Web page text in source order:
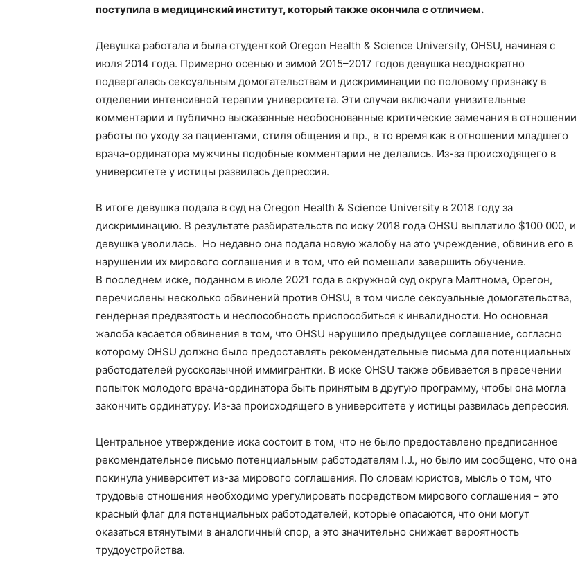
поступила в медицинский институт, который также окончила с отличием.
Девушка работала и была студенткой Oregon Health & Science University, OHSU, начиная с
июля 2014 года. Примерно осенью и зимой 2015–2017 годов девушка неоднократно
подвергалась сексуальным домогательствам и дискриминации по половому признаку в
отделении интенсивной терапии университета. Эти случаи включали унизительные
комментарии и публично высказанные необоснованные критические замечания в отношении
работы по уходу за пациентами, стиля общения и пр., в то время как в отношении младшего
врача-ординатора мужчины подобные комментарии не делались. Из-за происходящего в
университете у истицы развилась депрессия.
В итоге девушка подала в суд на Oregon Health & Science University в 2018 году за
дискриминацию. В результате разбирательств по иску 2018 года OHSU выплатило $100 000, и
девушка уволилась. Но недавно она подала новую жалобу на это учреждение, обвинив его в
нарушении их мирового соглашения и в том, что ей помешали завершить обучение.
В последнем иске, поданном в июле 2021 года в окружной суд округа Малтнома, Орегон,
перечислены несколько обвинений против OHSU, в том числе сексуальные домогательства,
гендерная предвзятость и неспособность приспособиться к инвалидности. Но основная
жалоба касается обвинения в том, что OHSU нарушило предыдущее соглашение, согласно
которому OHSU должно было предоставлять рекомендательные письма для потенциальных
работодателей русскоязычной иммигрантки. В иске OHSU также обвивается в пресечении
попыток молодого врача-ординатора быть принятым в другую программу, чтобы она могла
закончить ординатуру. Из-за происходящего в университете у истицы развилась депрессия.
Центральное утверждение иска состоит в том, что не было предоставлено предписанное
рекомендательное письмо потенциальным работодателям I.J., но было им сообщено, что она
покинула университет из-за мирового соглашения. По словам юристов, мысль о том, что
трудовые отношения необходимо урегулировать посредством мирового соглашения – это
красный флаг для потенциальных работодателей, которые опасаются, что они могут
оказаться втянутыми в аналогичный спор, а это значительно снижает вероятность
трудоустройства.